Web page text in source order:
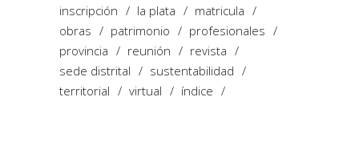
inscripción
la plata
matricula
obras
patrimonio
profesionales
provincia
reunión
revista
sede distrital
sustentabilidad
territorial
virtual índice